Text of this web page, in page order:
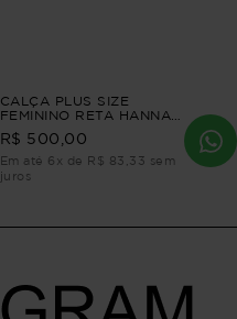
CALÇA PLUS SIZE
FEMININO RETA HANNAH
Azul P - 42
R$ 500,00
Em até 6x de R$ 83,33 sem
juros